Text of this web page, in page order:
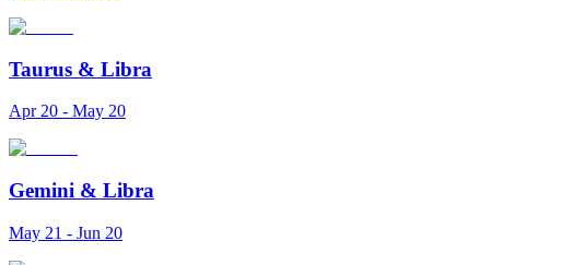
Taurus & Libra
Apr 20 - May 20
Gemini & Libra
May 21 - Jun 20